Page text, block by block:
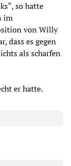
so hatte
im
von Willy
dass es gegen
als scharfen
er hatte.